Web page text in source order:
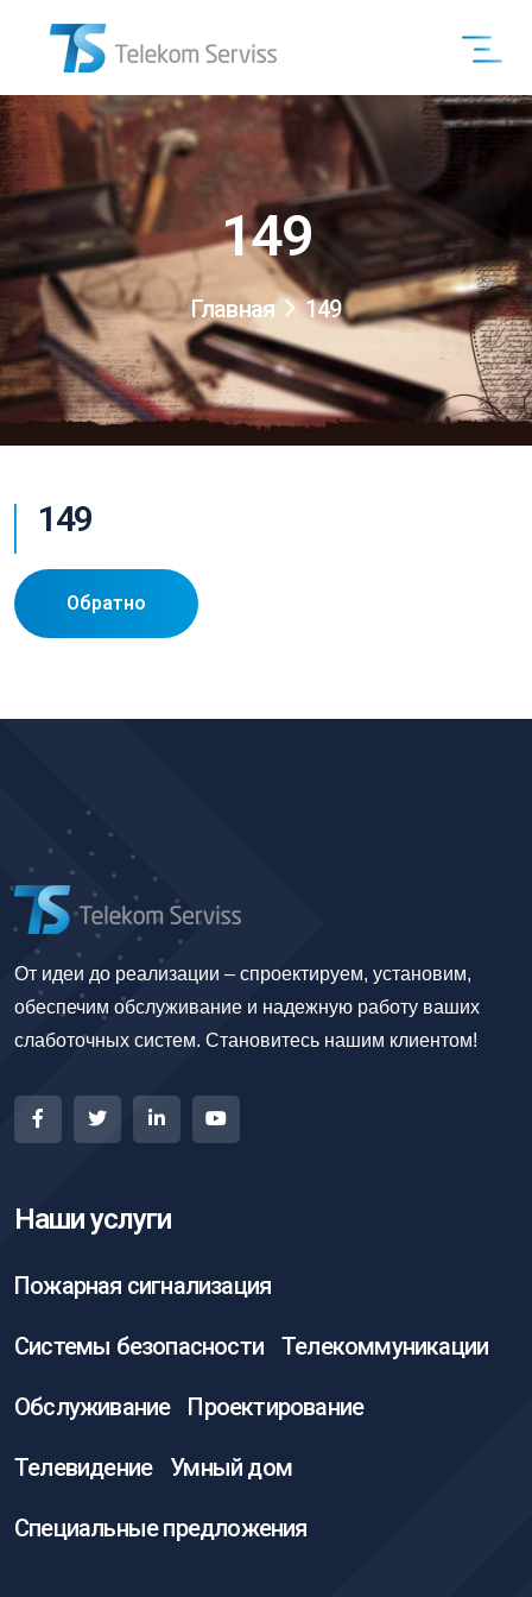
149
Главная 149
149
Обратно
От идеи до реализации – спроектируем, установим,
обеспечим обслуживание и надежную работу ваших
слаботочных систем. Становитесь нашим клиентом!
Наши услуги
Пожарная сигнализация
Системы безопасности Телекоммуникации
Обслуживание Проектирование
Телевидение Умный дом
Специальные предложения